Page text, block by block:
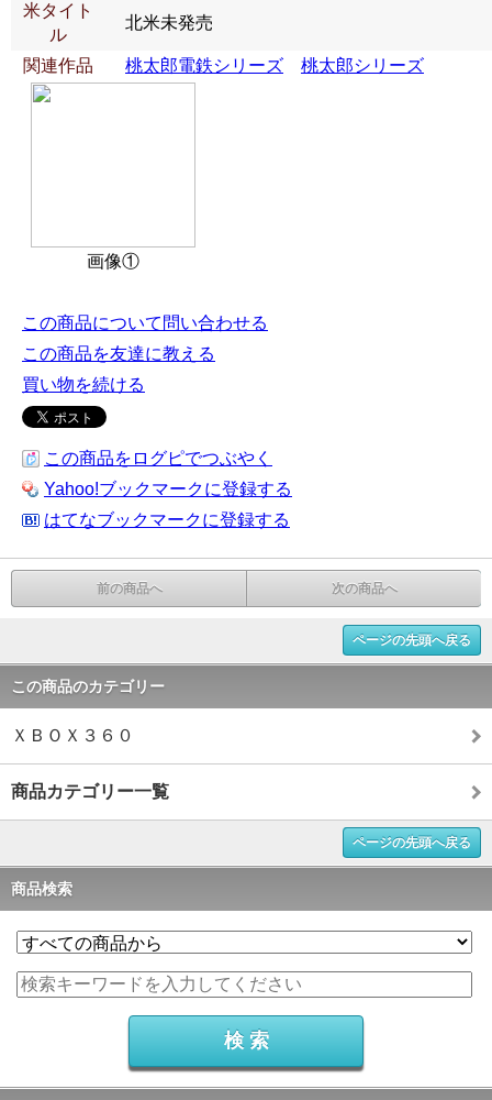
米タイト
ル
北米未発売
関連作品 桃太郎電鉄シリーズ 桃太郎シリーズ
画像①
この商品について問い合わせる
この商品を友達に教える
買い物を続ける
この商品をログピでつぶやく
Yahoo!ブックマークに登録する
はてなブックマークに登録する
前の商品へ 次の商品へ
ページの先頭へ戻る
この商品のカテゴリー
ＸＢＯＸ３６０
商品カテゴリー一覧
ページの先頭へ戻る
商品検索